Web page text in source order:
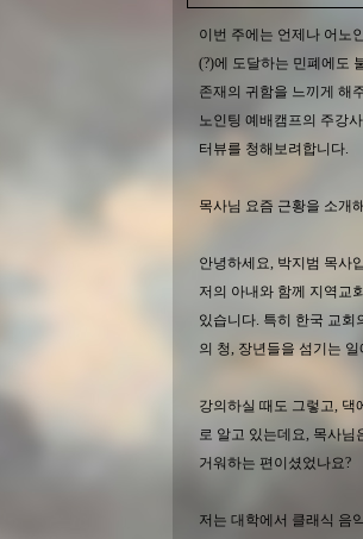
이번 주에는 언제나 어노
(?)에 도달하는 민폐에도
존재의 귀함을 느끼게 해
노인팅 예배캠프의 주강
터뷰를 청해보려합니다.
목사님 요즘 근황을 소개
안녕하세요, 박지범 목사
저의 아내와 함께 지역교
있습니다. 특히 한국 교회
의 청, 장년들을 섬기는
강의하실 때도 그렇고, 댁
로 알고 있는데요, 목사님
거워하는 편이셨었나
저는 대학에서 클래식 음